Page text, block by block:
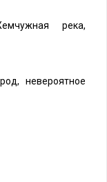
река,
невероятное